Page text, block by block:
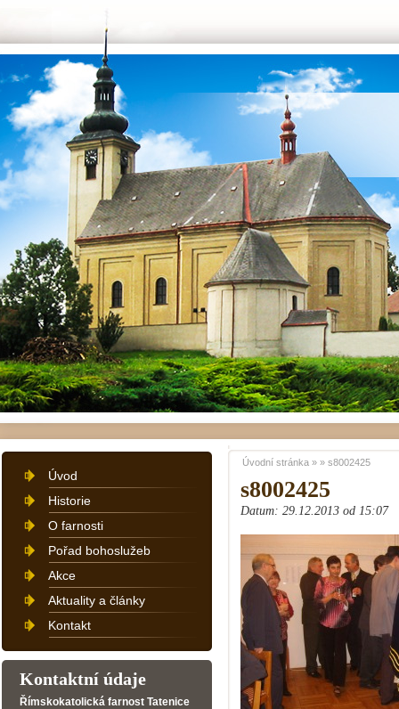
s8002425
Datum: 29.12.2013 od 15:07
Úvodní stránka » » s8002425
Úvod
Historie
O farnosti
Pořad bohoslužeb
Akce
Aktuality a články
Kontakt
Kontaktní údaje
Římskokatolická farnost Tatenice